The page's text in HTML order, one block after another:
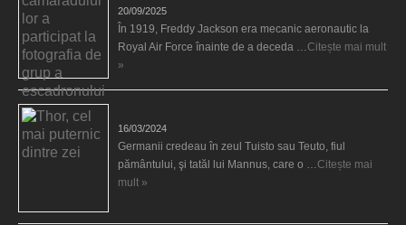
20/09/2025
În 1919, Freddy Jackson era mecanic aeronautic la
Royal Air Force înainte de a deceda …Citește mai mult
»
16/03/2024
Germanii credeau în zeul Tuisto sau Teuto, fiul
pământului, şi tatăl lui Mannus, care o …Citește mai
mult »